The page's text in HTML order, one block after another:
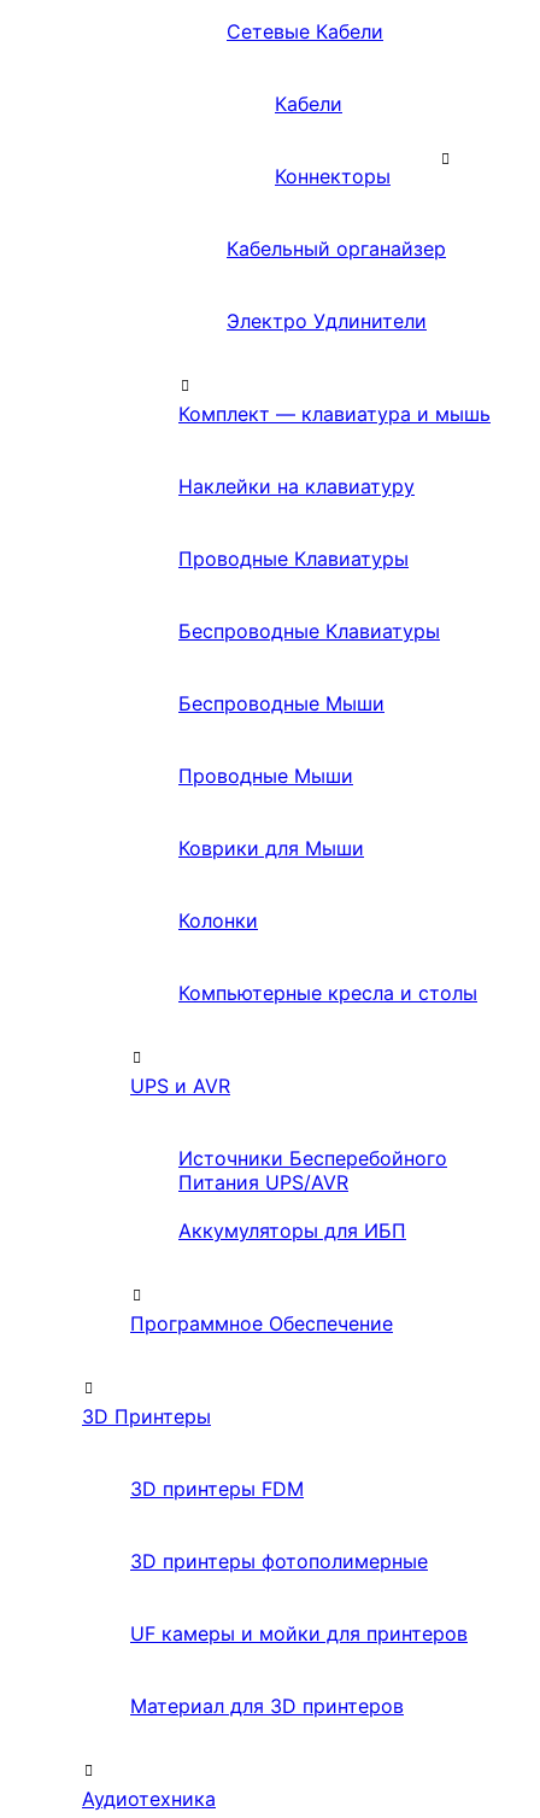
Сетевые Кабели
Кабели
Коннекторы
Кабельный органайзер
Электро Удлинители
Комплект — клавиатура и мышь
Наклейки на клавиатуру
Проводные Клавиатуры
Беспроводные Клавиатуры
Беспроводные Мыши
Проводные Мыши
Коврики для Мыши
Колонки
Компьютерные кресла и столы
UPS и AVR
Источники Бесперебойного
Питания UPS/AVR
Аккумуляторы для ИБП
Программное Обеспечение
3D Принтеры
3D принтеры FDM
3D принтеры фотополимерные
UF камеры и мойки для принтеров
Материал для 3D принтеров
Аудиотехника